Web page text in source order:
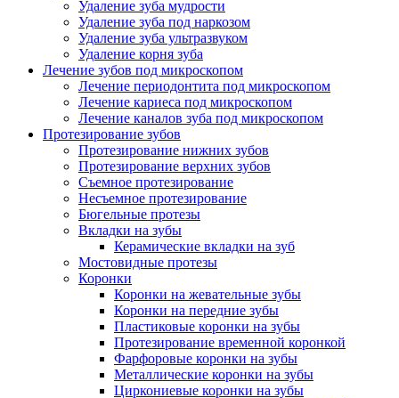
Удаление зуба мудрости
Удаление зуба под наркозом
Удаление зуба ультразвуком
Удаление корня зуба
Лечение зубов под микроскопом
Лечение периодонтита под микроскопом
Лечение кариеса под микроскопом
Лечение каналов зуба под микроскопом
Протезирование зубов
Протезирование нижних зубов
Протезирование верхних зубов
Съемное протезирование
Несъемное протезирование
Бюгельные протезы
Вкладки на зубы
Керамические вкладки на зуб
Мостовидные протезы
Коронки
Коронки на жевательные зубы
Коронки на передние зубы
Пластиковые коронки на зубы
Протезирование временной коронкой
Фарфоровые коронки на зубы
Металлические коронки на зубы
Циркониевые коронки на зубы